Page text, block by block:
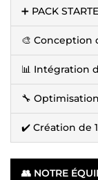
➕ PACK
🎨 Conception
📊 Intégration
🔧
✔️ Création de
👥 NOTRE